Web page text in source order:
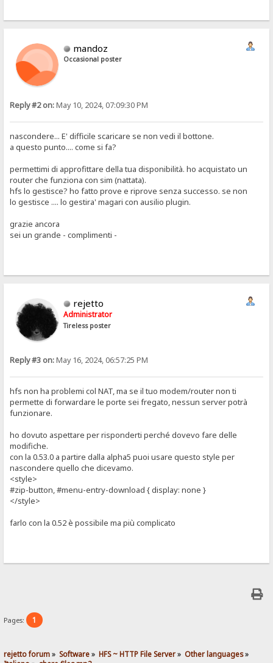
mandoz
Occasional poster
Reply #2 on:May 10, 2024, 07:09:30 PM
nascondere... E' difficile scaricare se non vedi il bottone.
a questo punto.... come si fa?
permettimi di approfittare della tua disponibilità. ho acquistato un
router che funziona con sim (nattata).
hfs lo gestisce? ho fatto prove e riprove senza successo. se non
lo gestisce .... lo gestira' magari con ausilio plugin.
grazie ancora
sei un grande - complimenti -
rejetto
Administrator
Tireless poster
Reply #3 on:May 16, 2024, 06:57:25 PM
hfs non ha problemi col NAT, ma se il tuo modem/router non ti
permette di forwardare le porte sei fregato, nessun server potrà
funzionare.
ho dovuto aspettare per risponderti perché dovevo fare delle
modifiche.
con la 0.53.0 a partire dalla alpha5 puoi usare questo style per
nascondere quello che dicevamo.
<style>
#zip-button, #menu-entry-download { display: none }
</style>
farlo con la 0.52 è possibile ma più complicato
Pages: 1
rejetto forum» Software» HFS ~ HTTP File Server» Other languages»